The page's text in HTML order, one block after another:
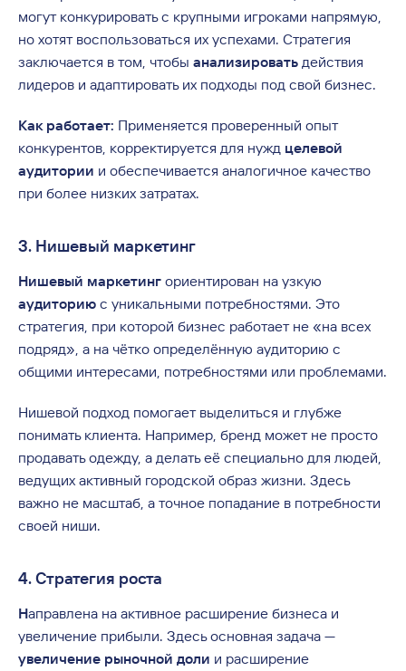
могут конкурировать с крупными игроками напрямую,
но хотят воспользоваться их успехами. Стратегия
заключается в том, чтобы анализировать действия
лидеров и адаптировать их подходы под свой бизнес.
Как работает: Применяется проверенный опыт
конкурентов, корректируется для нужд целевой
аудитории и обеспечивается аналогичное качество
при более низких затратах.
3. Нишевый маркетинг
Нишевый маркетинг ориентирован на узкую
аудиторию с уникальными потребностями. Это
стратегия, при которой бизнес работает не «на всех
подряд», а на чётко определённую аудиторию с
общими интересами, потребностями или проблемами.
Нишевой подход помогает выделиться и глубже
понимать клиента. Например, бренд может не просто
продавать одежду, а делать её специально для людей,
ведущих активный городской образ жизни. Здесь
важно не масштаб, а точное попадание в потребности
своей ниши.
4. Стратегия роста
Направлена на активное расширение бизнеса и
увеличение прибыли. Здесь основная задача —
увеличение рыночной доли и расширение